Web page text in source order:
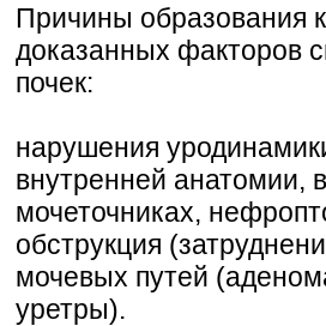
Причины образования
доказанных факторов
почек:
нарушения
внутренней анатомии,
мочеточниках,
обструкция
мочевых путей
уретры).